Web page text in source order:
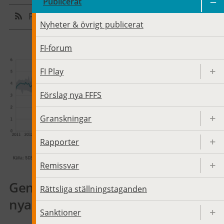
Nyheter & övrigt publicerat
FI-forum
FI Play
Förslag nya FFFS
Granskningar
Rapporter
Remissvar
Rättsliga ställningstaganden
Sanktioner
Prenumerera Dela sidan
Genomsnittlig rörlig ränta på
nya bolån